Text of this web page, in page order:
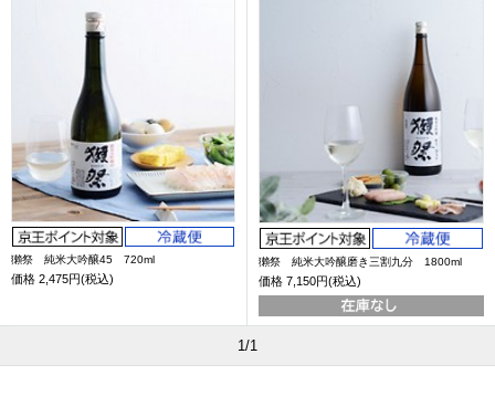
獺祭 純米大吟醸45 720ml
価格 2,475円(税込)
獺祭 純米大吟醸磨き三割九分 1800ml
価格 7,150円(税込)
1/1